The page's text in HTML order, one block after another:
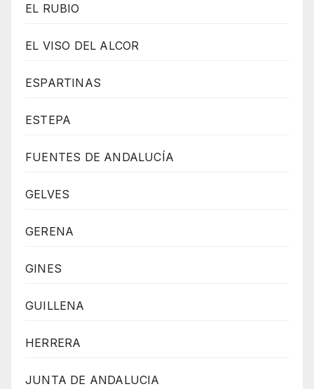
EL RUBIO
EL VISO DEL ALCOR
ESPARTINAS
ESTEPA
FUENTES DE ANDALUCÍA
GELVES
GERENA
GINES
GUILLENA
HERRERA
JUNTA DE ANDALUCIA